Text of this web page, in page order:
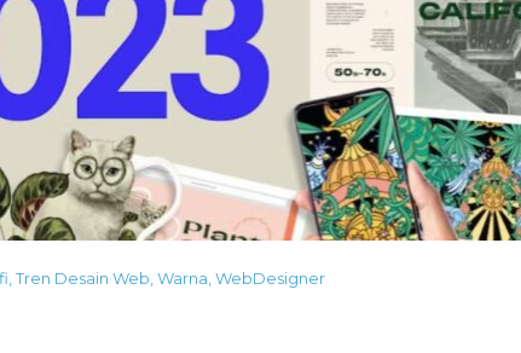
Tren Desain Web Warna WebDesigner